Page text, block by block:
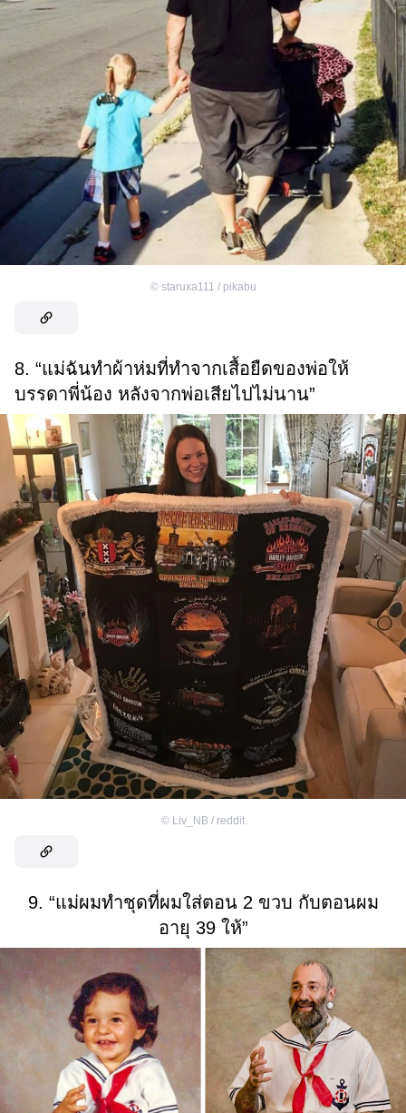
© staruxa111 / pikabu
8. “แม่ฉันทำผ้าห่มที่ทำจากเสื้อยืดของพ่อให้
บรรดาพี่น้อง หลังจากพ่อเสียไปไม่นาน”
© Liv_NB / reddit
9. “แม่ผมทำชุดที่ผมใส่ตอน 2 ขวบ กับตอนผม
อายุ 39 ให้”